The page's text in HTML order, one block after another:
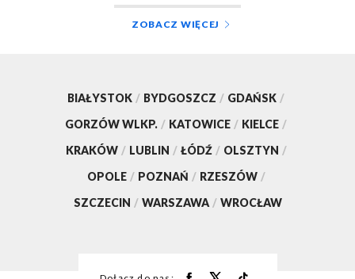
ZOBACZ WIĘCEJ
BIAŁYSTOK / BYDGOSZCZ / GDAŃSK /
GORZÓW WLKP. / KATOWICE / KIELCE /
KRAKÓW / LUBLIN / ŁÓDŹ / OLSZTYN /
OPOLE / POZNAŃ / RZESZÓW /
SZCZECIN / WARSZAWA / WROCŁAW